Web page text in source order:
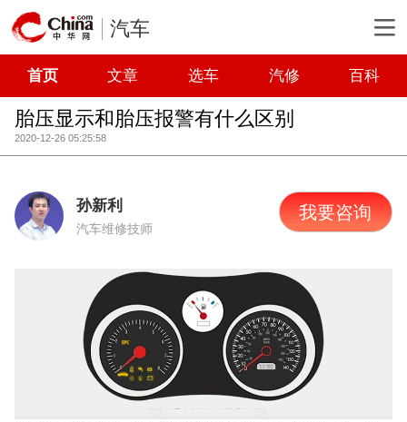
汽车
首页 文章 选车 汽修 百科
胎压显示和胎压报警有什么区别
2020-12-26 05:25:58
孙新利
汽车维修技师
我要咨询